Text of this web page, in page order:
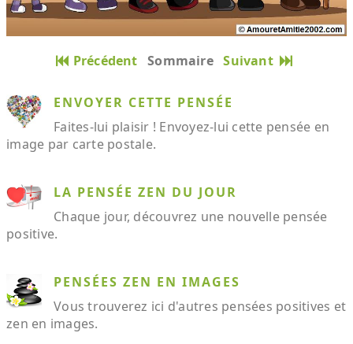
Précédent Sommaire Suivant
ENVOYER CETTE PENSÉE
Faites-lui plaisir ! Envoyez-lui cette pensée en
image par carte postale.
LA PENSÉE ZEN DU JOUR
Chaque jour, découvrez une nouvelle pensée
positive.
PENSÉES ZEN EN IMAGES
Vous trouverez ici d'autres pensées positives et
zen en images.